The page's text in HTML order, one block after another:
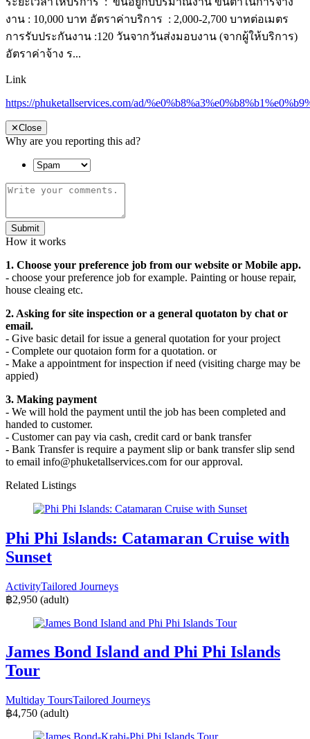
งาน : 10,000 บาท อัตราค่าบริการ : 2,000-2,700 บาทต่อเมตร
การรับประกันงาน :120 วันจากวันส่งมอบงาน (จากผู้ให้บริการ)
อัตราค่าจ้าง ร...
Link
https://phuketallservices.com/ad/
✕Close
Why are you reporting this ad?
Submit
How it works
1. Choose your preference job from our website or Mobile app.
- choose your preference job for example. Painting or house repair,
house cleaing etc.
2. Asking for site inspection or a general quotaton by chat or
email.
- Give basic detail for issue a general quotation for your project
- Complete our quotaion form for a quotation. or
- Make a appointment for inspection if need (visiting charge may be
appied)
3. Making payment
- We will hold the payment until the job has been completed and
handed to customer.
- Customer can pay via cash, credit card or bank transfer
- Bank Transfer is require a payment slip or bank transfer slip send
to email info@phuketallservices.com for our approval.
Related Listings
Phi Phi Islands: Catamaran Cruise with
Sunset
ActivityTailored Journeys
฿2,950 (adult)
James Bond Island and Phi Phi Islands
Tour
Multiday ToursTailored Journeys
฿4,750 (adult)